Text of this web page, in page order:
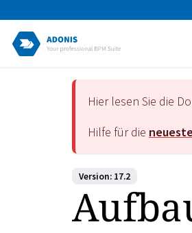
Hier lesen Sie die
Hilfe für die
Version: 17.2